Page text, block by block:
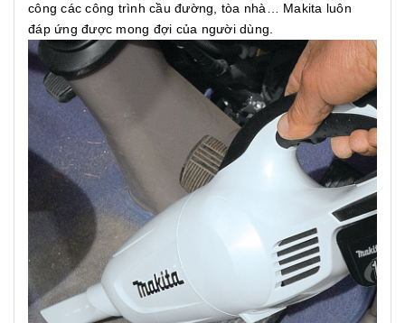
công các công trình cầu đường, tòa nhà… Makita luôn
đáp ứng được mong đợi của người dùng.